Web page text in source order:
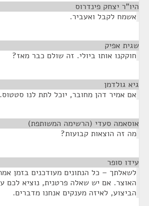
היו"ר יצחק פינדרוס
אשמח לקבל ואעביר.
שגית אפיק
חוקקנו אותו ביולי. זה שולם כבר מאז?
גיא גולדמן
אם אמיר דהן מחובר, יוכל לתת לנו סטטוס.
אוסאמה סעדי (הרשימה המשותפת)
מה זה הוצאות קבועות?
עידו סופר
לשאלתך – כל הנתונים מעודכנים בזמן
האוצר. אם יש שאלה פרטנית, נוציא לכם
הביצוע, לאיזה מענקים אנחנו מדברים.